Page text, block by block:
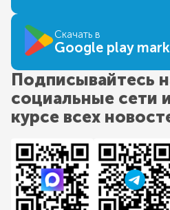
Скачать в
Google play
Подписывайтесь
социальные сети
курсе всех